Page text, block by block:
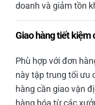
doanh và giảm tồn
Giao hàng tiết kiệm
Phù hợp với đơn
này tập trung tối ưu
hàng cần giao vận
hàng hóa từ các